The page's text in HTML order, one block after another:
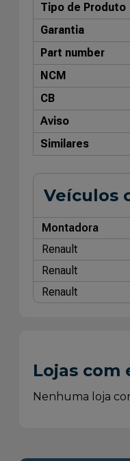
Tipo de Produto
Garantia
Part number
NCM
CB
Aviso
Similares
Veículos
Montadora
Renault
Renault
Renault
Lojas com
Nenhuma loja